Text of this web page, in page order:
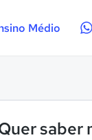
Médio
saber